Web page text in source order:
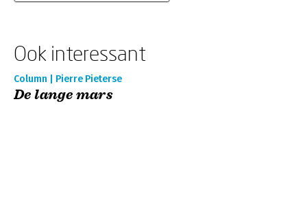
Ook interessant
Column | Pierre Pieterse
De lange mars